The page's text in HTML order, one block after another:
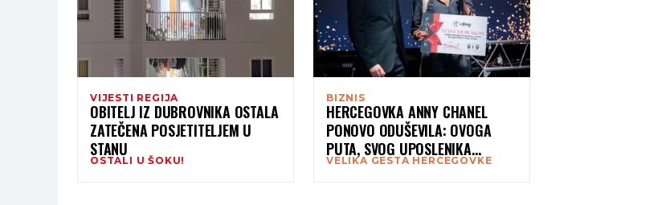
VIJESTI REGIJA
OBITELJ IZ DUBROVNIKA OSTALA
ZATEČENA POSJETITELJEM U
STANU
OSTALI U ŠOKU!
BIZNIS
HERCEGOVKA ANNY CHANEL
PONOVO ODUŠEVILA: OVOGA
PUTA, SVOG UPOSLENIKA
IZNENADILA ZAISTA VELIKIM
VELIKA GESTA HERCEGOVKE